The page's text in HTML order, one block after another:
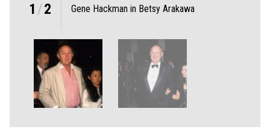
1 /2 Gene Hackman in Betsy Arakawa